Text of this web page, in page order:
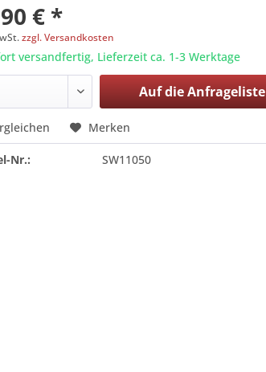
€ *
zzgl. Versandkosten
versandfertig, Lieferzeit ca. 1-3 Werktage
Auf dieAnfrageliste
Merken
Nr.: SW11050